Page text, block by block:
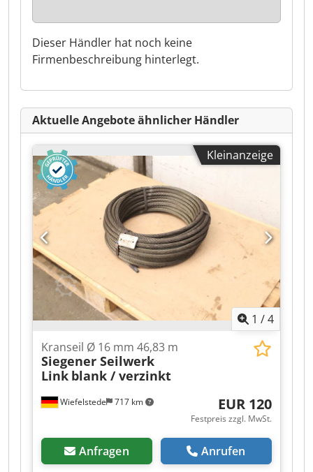
Dieser Händler hat noch keine
Firmenbeschreibung hinterlegt.
Aktuelle Angebote ähnlicher Händler
Kleinanzeige
1 /4
Wiefelstede 717 km
Kranseil Ø 16 mm 46,83 m
Siegener Seilwerk
Link blank / verzinkt
EUR 120
Festpreis zzgl. MwSt.
Anfragen Anrufen